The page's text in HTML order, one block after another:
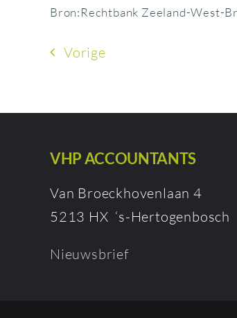
Bron:Rechtbank Zeeland-West-
Vorige
VHP ACCOUNTANTS
Van Broeckhovenlaan 4
5213 HX ‘s-Hertogenbosch
Nieuwsbrief